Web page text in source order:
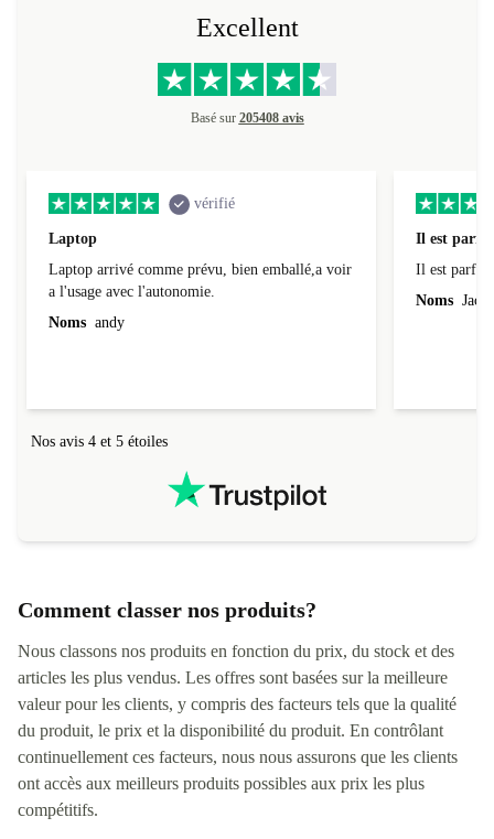
Excellent
Basé sur 205408 avis
vérifié
Laptop
Laptop arrivé comme prévu, bien emballé,a voir
a l'usage avec l'autonomie.
Noms andy
Il est
Il est parfait
Noms
Nos avis 4 et 5 étoiles
Comment classer nos produits?
Nous classons nos produits en fonction du prix, du stock et des
articles les plus vendus. Les offres sont basées sur la meilleure
valeur pour les clients, y compris des facteurs tels que la qualité
du produit, le prix et la disponibilité du produit. En contrôlant
continuellement ces facteurs, nous nous assurons que les clients
ont accès aux meilleurs produits possibles aux prix les plus
compétitifs.